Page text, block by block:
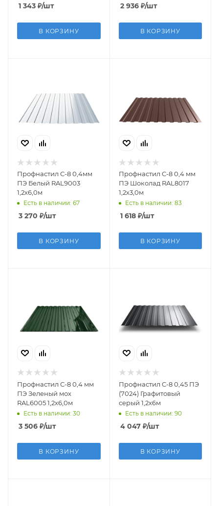
1 343 ₽/шт
В КОРЗИНУ
2 936₽/шт
В КОРЗИНУ
Профнастил С-8 0,4мм
ПЭ Белый RAL9003
1,2х6,0м
Есть в наличии: 67
3 270 ₽/шт
В КОРЗИНУ
Профнастил С-8 0,4 мм
ПЭ Шоколад RAL8017
1,2х3,0м
Есть в наличии: 83
1 618₽/шт
В КОРЗИНУ
Профнастил С-8 0,4 мм
ПЭ Зеленый мох
RAL6005 1,2х6,0м
Есть в наличии: 30
3 506 ₽/шт
В КОРЗИНУ
Профнастил С-8 0,45 ПЭ
(7024) Графитовый
серый 1,2х6м
Есть в наличии: 90
4 047₽/шт
В КОРЗИНУ